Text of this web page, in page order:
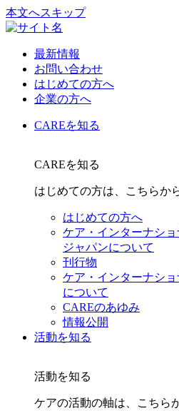
本文へスキップ
最新情報
お問い合わせ
はじめての方へ
企業の方へ
CAREを知る
CAREを知る
はじめての方は、こちらか
はじめての方へ
ケア・インターナシ
ジャパンについて
刊行物
ケア・インターナシ
について
CAREのあゆみ
情報公開
活動を知る
活動を知る
ケアの活動の軸は、こちら